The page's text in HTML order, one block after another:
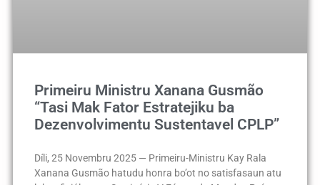
Primeiru Ministru Xanana Gusmão
“Tasi Mak Fator Estratejiku ba
Dezenvolvimentu Sustentavel CPLP”
Díli, 25 Novembru 2025 — Primeiru-Ministru Kay Rala
Xanana Gusmão hatudu honra bo’ot no satisfasaun atu